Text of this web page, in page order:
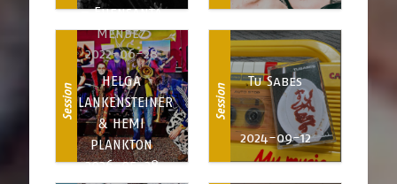
– Fuensanta
Méndez
2022-06-28
Session
HELGA
PLANKENSTEINER
& HEMI
PLANKTON
2026-05-28
Session
Tu Sabes
2024-09-12